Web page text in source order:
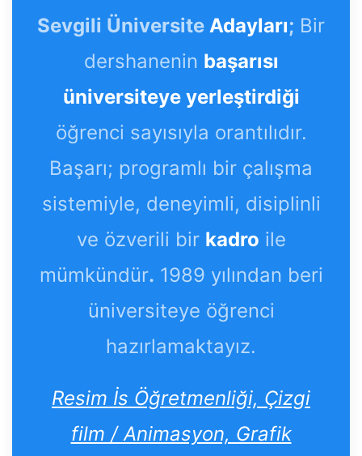
Sevgili Üniversite Adayları; Bir
dershanenin başarısı
üniversiteye yerleştirdiği
öğrenci sayısıyla orantılıdır.
Başarı; programlı bir çalışma
sistemiyle, deneyimli, disiplinli
ve özverili bir kadro ile
mümkündür. 1989 yılından beri
üniversiteye öğrenci
hazırlamaktayız.
Resim İs Öğretmenliği, Çizgi
film / Animasyon, Grafik